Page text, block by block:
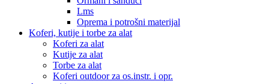
Lms
Oprema i potrošni materijal
Koferi, kutije i torbe za alat
Koferi za alat
Kutije za alat
Torbe za alat
Koferi outdoor za os.instr. i opr.